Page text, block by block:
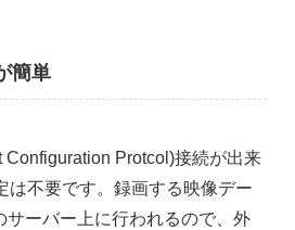
簡単
Configuration Protcol)接続が出来
は不要です。録画する映像デー
サーバー上に行われるので、外